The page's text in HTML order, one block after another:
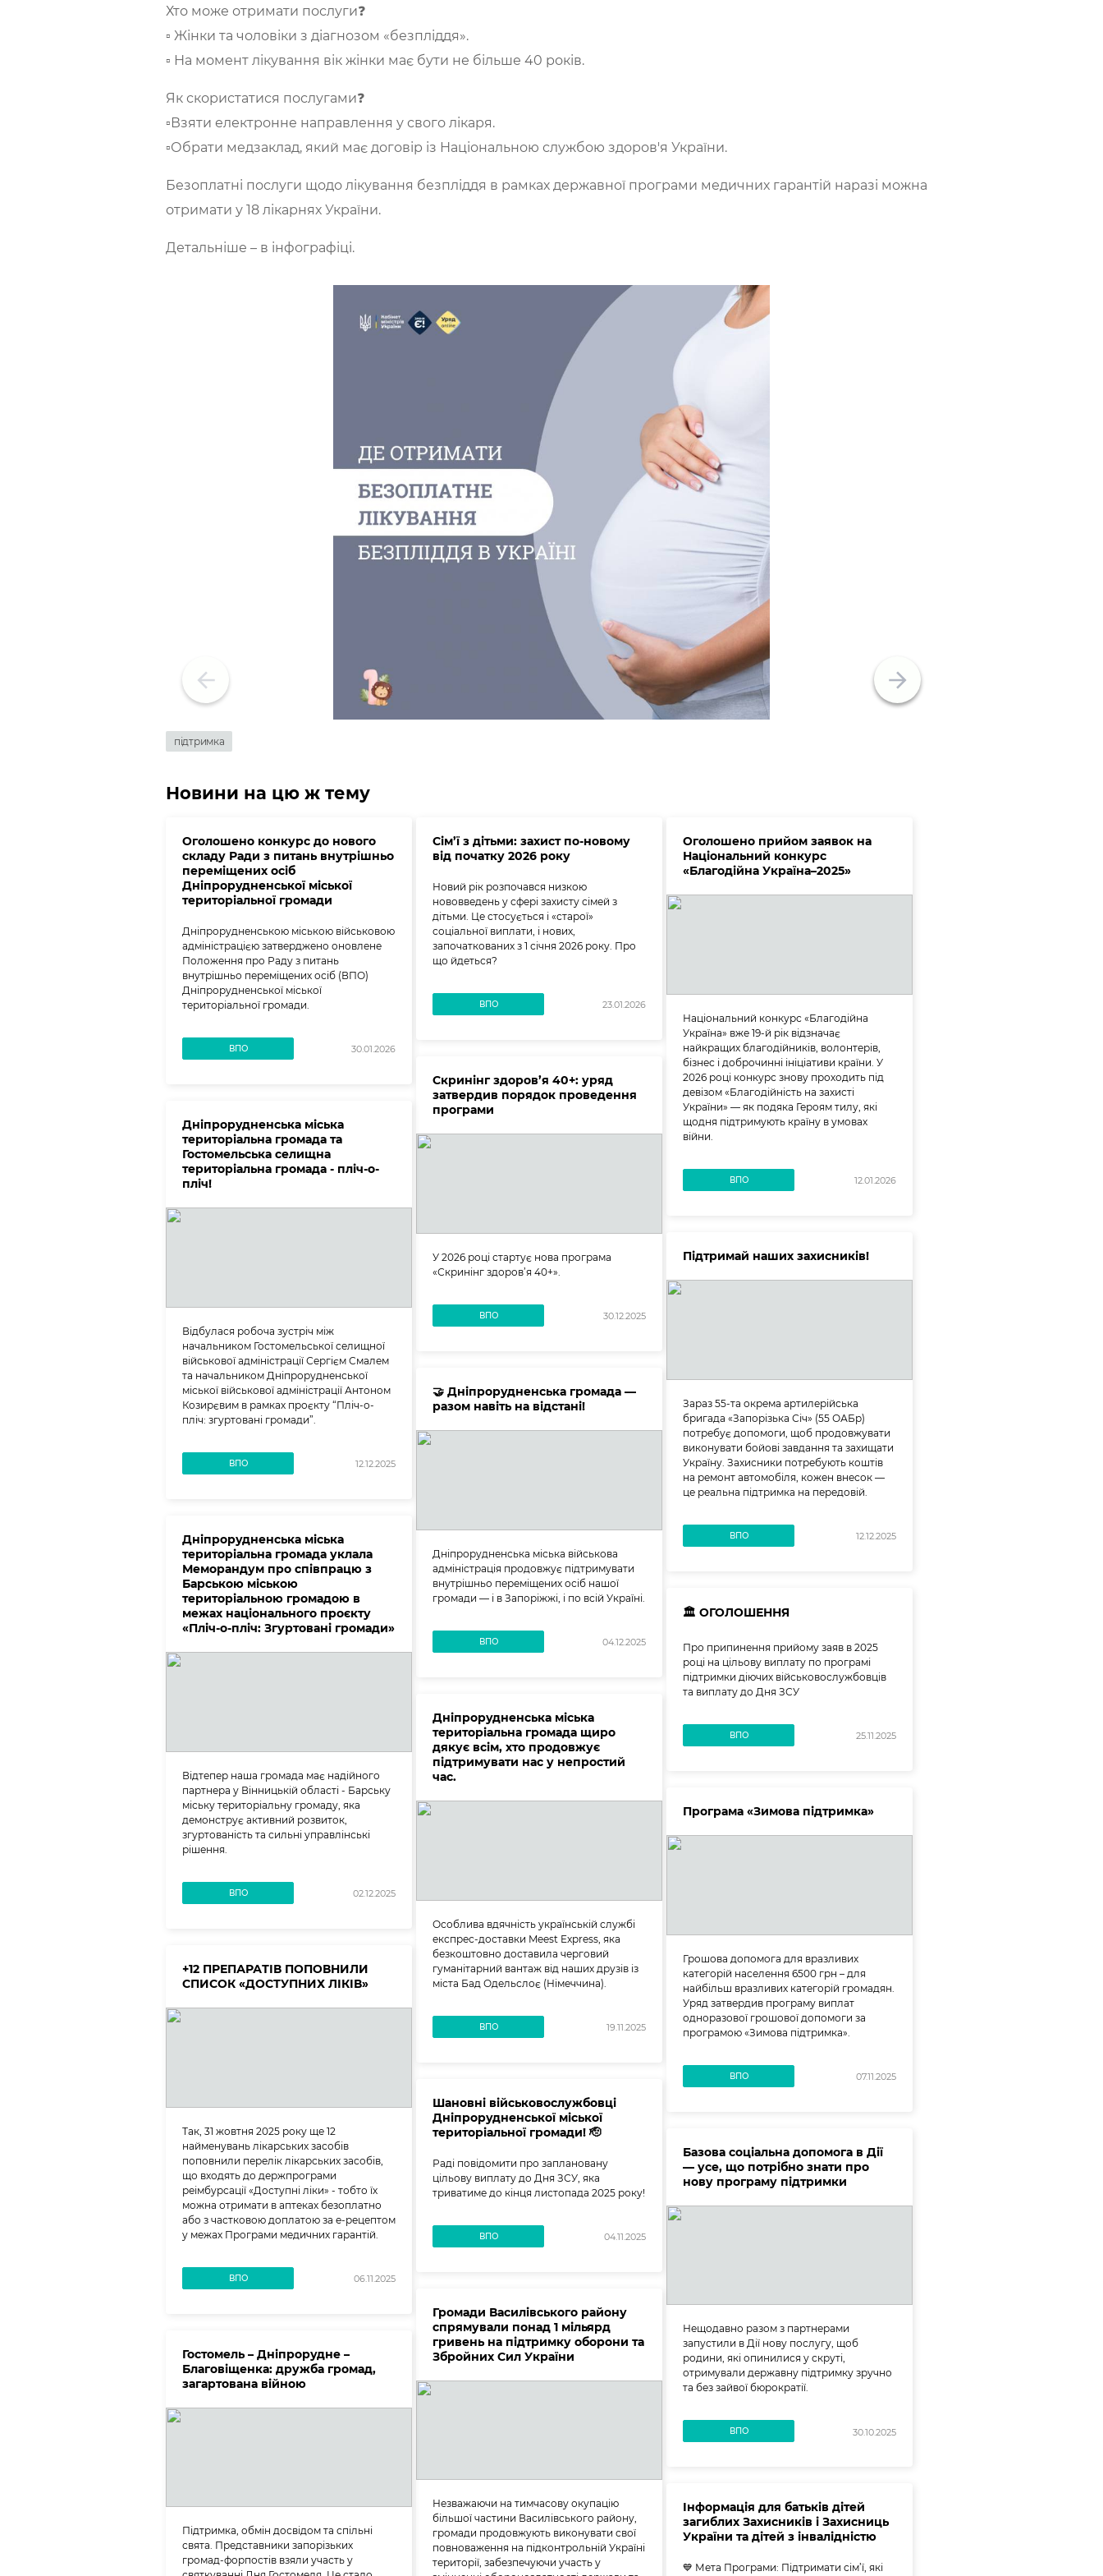
Хто може отримати послуги❓
▫️ Жінки та чоловіки з діагнозом «безпліддя».
▫️ На момент лікування вік жінки має бути не більше 40 років.
Як скористатися послугами❓
▫️Взяти електронне направлення у свого лікаря.
▫️Обрати медзаклад, який має договір із Національною службою здоров'я України.
Безоплатні послуги щодо лікування безпліддя в рамках державної програми медичних гарантій наразі можна
отримати у 18 лікарнях України.
Детальніше – в інфографіці.
підтримка
Новини на цю ж тему
Оголошено конкурс до нового
складу Ради з питань внутрішньо
переміщених осіб
Дніпрорудненської міської
територіальної громади
Дніпрорудненською міською військовою
адміністрацією затверджено оновлене
Положення про Раду з питань
внутрішньо переміщених осіб (ВПО)
Дніпрорудненської міської
територіальної громади.
ВПО 30.01.2026
Сім’ї з дітьми: захист по-новому
від початку 2026 року
Новий рік розпочався низкою
нововведень у сфері захисту сімей з
дітьми. Це стосується і «старої»
соціальної виплати, і нових,
започаткованих з 1 січня 2026 року. Про
що йдеться?
ВПО 23.01.2026
Оголошено прийом заявок на
Національний конкурс
«Благодійна Україна–2025»
Національний конкурс «Благодійна
Україна» вже 19-й рік відзначає
найкращих благодійників, волонтерів,
бізнес і доброчинні ініціативи країни. У
2026 році конкурс знову проходить під
девізом «Благодійність на захисті
України» — як подяка Героям тилу, які
щодня підтримують країну в умовах
війни.
ВПО 12.01.2026
Скринінг здоров’я 40+: уряд
затвердив порядок проведення
програми
У 2026 році стартує нова програма
«Скринінг здоров’я 40+».
ВПО 30.12.2025
Дніпрорудненська міська
територіальна громада та
Гостомельська селищна
територіальна громада - пліч-о-
пліч!
Відбулася робоча зустріч між
начальником Гостомельської селищної
військової адміністрації Сергієм Смалем
та начальником Дніпрорудненської
міської військової адміністрації Антоном
Козирєвим в рамках проєкту “Пліч-о-
пліч: згуртовані громади”.
ВПО 12.12.2025
Підтримай наших захисників!
Зараз 55-та окрема артилерійська
бригада «Запорізька Січ» (55 ОАБр)
потребує допомоги, щоб продовжувати
виконувати бойові завдання та захищати
Україну. Захисники потребують коштів
на ремонт автомобіля, кожен внесок —
це реальна підтримка на передовій.
ВПО 12.12.2025
🤝 Дніпрорудненська громада —
разом навіть на відстані!
Дніпрорудненська міська військова
адміністрація продовжує підтримувати
внутрішньо переміщених осіб нашої
громади — і в Запоріжжі, і по всій Україні.
ВПО 04.12.2025
Дніпрорудненська міська
територіальна громада уклала
Меморандум про співпрацю з
Барською міською
територіальною громадою в
межах національного проєкту
«Пліч-о-пліч: Згуртовані громади»
Відтепер наша громада має надійного
партнера у Вінницькій області - Барську
міську територіальну громаду, яка
демонструє активний розвиток,
згуртованість та сильні управлінські
рішення.
ВПО 02.12.2025
🏛️ ОГОЛОШЕННЯ
Про припинення прийому заяв в 2025
році на цільову виплату по програмі
підтримки діючих військовослужбовців
та виплату до Дня ЗСУ
ВПО 25.11.2025
Дніпрорудненська міська
територіальна громада щиро
дякує всім, хто продовжує
підтримувати нас у непростий
час.
Особлива вдячність українській службі
експрес-доставки Meest Express, яка
безкоштовно доставила черговий
гуманітарний вантаж від наших друзів із
міста Бад Одельслоє (Німеччина).
ВПО 19.11.2025
Програма «Зимова підтримка»
Грошова допомога для вразливих
категорій населення 6500 грн – для
найбільш вразливих категорій громадян.
Уряд затвердив програму виплат
одноразової грошової допомоги за
програмою «Зимова підтримка».
ВПО 07.11.2025
+12 ПРЕПАРАТІВ ПОПОВНИЛИ
СПИСОК «ДОСТУПНИХ ЛІКІВ»
Так, 31 жовтня 2025 року ще 12
найменувань лікарських засобів
поповнили перелік лікарських засобів,
що входять до держпрограми
реімбурсації «Доступні ліки» - тобто їх
можна отримати в аптеках безоплатно
або з частковою доплатою за е-рецептом
у межах Програми медичних гарантій.
ВПО 06.11.2025
Шановні військовослужбовці
Дніпрорудненської міської
територіальної громади! 🫡
Раді повідомити про заплановану
цільову виплату до Дня ЗСУ, яка
триватиме до кінця листопада 2025 року!
ВПО 04.11.2025
Базова соціальна допомога в Дії
— усе, що потрібно знати про
нову програму підтримки
Нещодавно разом з партнерами
запустили в Дії нову послугу, щоб
родини, які опинилися у скруті,
отримували державну підтримку зручно
та без зайвої бюрократії.
ВПО 30.10.2025
Громади Василівського району
спрямували понад 1 мільярд
гривень на підтримку оборони та
Збройних Сил України
Незважаючи на тимчасову окупацію
більшої частини Василівського району,
громади продовжують виконувати свої
повноваження на підконтрольній Україні
території, забезпечуючи участь у
Гостомель – Дніпрорудне –
Благовіщенка: дружба громад,
загартована війною
Підтримка, обмін досвідом та спільні
свята. Представники запорізьких
громад-форпостів взяли участь у
Інформація для батьків дітей
загиблих Захисників і Захисниць
України та дітей з інвалідністю
💙 Мета Програми: Підтримати сім’ї, які